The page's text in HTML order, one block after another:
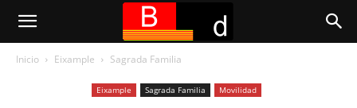
Inicio Eixample Sagrada Familia
Eixample Sagrada Familia Movilidad